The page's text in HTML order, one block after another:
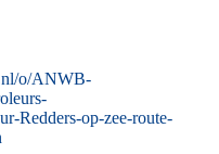
o/ANWB-
Redders-op-zee-route-